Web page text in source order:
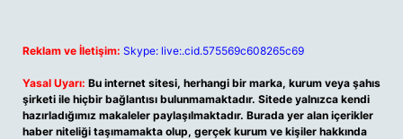
Reklam ve İletişim: Skype: live:.cid.575569c608265c69
Yasal Uyarı: Bu internet sitesi, herhangi bir marka, kurum veya şahıs
şirketi ile hiçbir bağlantısı bulunmamaktadır. Sitede yalnızca kendi
hazırladığımız makaleler paylaşılmaktadır. Burada yer alan içerikler
haber niteliği taşımamakta olup, gerçek kurum ve kişiler hakkında